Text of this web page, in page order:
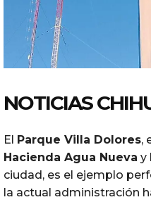
NOTICIAS
El Parque Villa Dolores,
Hacienda Agua Nueva y
ciudad, es el ejemplo
la actual administración